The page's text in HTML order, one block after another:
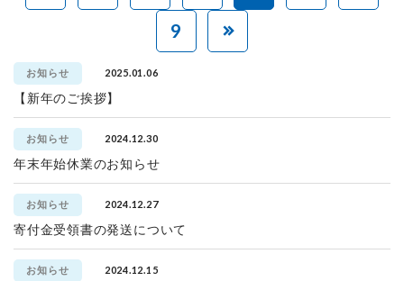
9
お知らせ 2025.01.06
【新年のご挨拶】
お知らせ 2024.12.30
年末年始休業のお知らせ
お知らせ 2024.12.27
寄付金受領書の発送について
お知らせ 2024.12.15